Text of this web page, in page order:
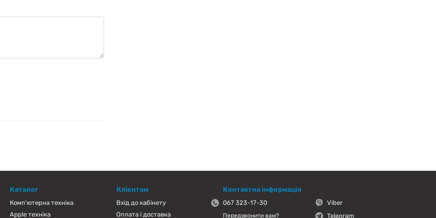
Каталог
Комп'ютерна техніка
Apple техніка
Клієнтам
Вхід до кабінету
Оплата і доставка
Контактна інформація
067 323-17-30
Передзвонити вам?
Viber
Telegram